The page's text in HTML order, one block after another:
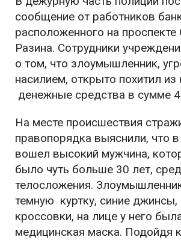
сообщение от работников
расположенного на проспекте
Разина. Сотрудники
о том, что злоумышленник,
насилием, открыто похитил из
денежные средства в сумме
На месте происшествия
правопорядка выяснили, что
вошел высокий мужчина,
было чуть больше 30 лет,
телосложения.
темную куртку, синие
кроссовки, на лице у него
медицинская маска. Подойдя